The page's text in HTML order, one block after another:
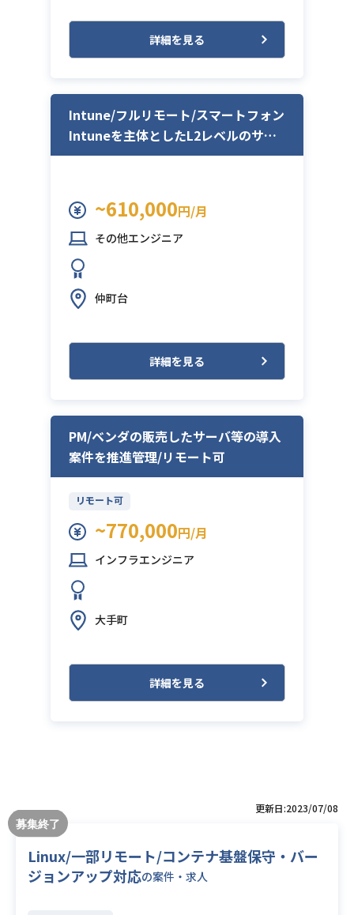
詳細を見る
Intune/フルリモート/スマートフォン
Intuneを主体としたL2レベルのサポ
ート対応
~610,000円/月
その他エンジニア
仲町台
詳細を見る
PM/ベンダの販売したサーバ等の導入
案件を推進管理/リモート可
リモート可
~770,000円/月
インフラエンジニア
大手町
詳細を見る
更新日:2023/07/08
Linux/一部リモート/コンテナ基盤保守・バー
ジョンアップ対応の案件・求人